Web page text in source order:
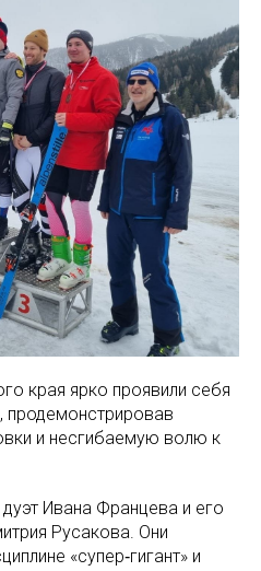
края ярко проявили себя
продемонстрировав
и несгибаемую волю к
Ивана Францева и его
Русакова. Они
«супер‑гигант» и